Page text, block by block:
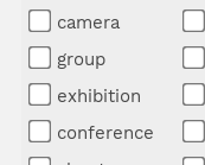
camera
group
exhibition
conference